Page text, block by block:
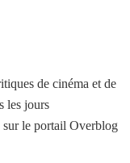
de cinéma et de
les jours
sur le portail Overblog